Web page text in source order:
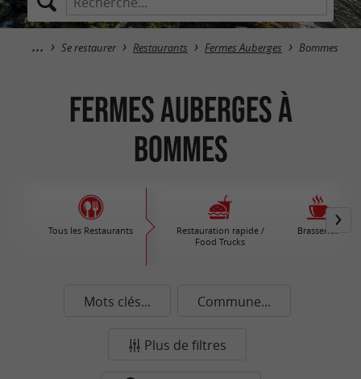
Se restaurer Restaurants Fermes Auberges Bommes
Fermes Auberges à
Bommes
Tous les Restaurants
Restauration rapide /
Food Trucks
Brasseries
Mots clés... Commune...
Plus de filtres